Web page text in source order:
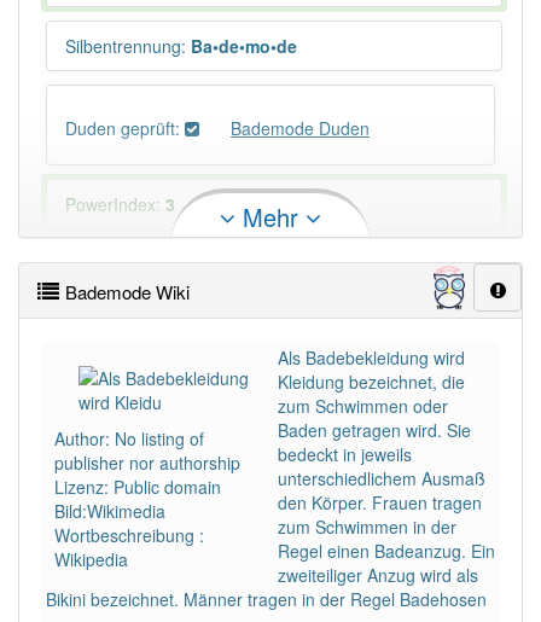
Silbentrennung: Ba•de•mo•de
Duden geprüft: Bademode Duden
PowerIndex: 3
Häufigkeit: 4 von 10
Wörter mit Endung -bademodeaber mit einem
96% unserer Spielapp-Nutzer haben den Artikel
korrekt erraten.
Mehr
Bademode Wiki
Author: No listing of
publisher nor authorship
Lizenz: Public domain
Bild:Wikimedia
Wortbeschreibung :
Wikipedia
Als Badebekleidung wird
Kleidung bezeichnet, die
zum Schwimmen oder
Baden getragen wird. Sie
bedeckt in jeweils
unterschiedlichem Ausmaß
den Körper. Frauen tragen
zum Schwimmen in der
Regel einen Badeanzug. Ein
zweiteiliger Anzug wird als
Bikini bezeichnet. Männer tragen in der Regel Badehosen